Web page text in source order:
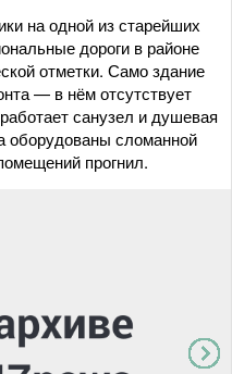
на одной из старейших
дороги в районе
отметки. Само здание
— в нём отсутствует
санузел и душевая
оборудованы сломанной
прогнил.